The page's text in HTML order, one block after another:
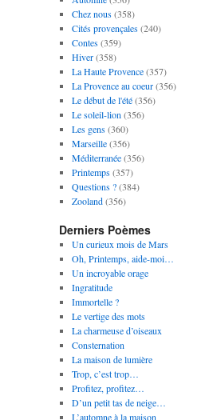
Chez nous(358)
Cités provençales(240)
Contes(359)
Hiver(358)
La Haute Provence(357)
La Provence au coeur(356)
Le début de l'été(356)
Le soleil-lion (356)
Les gens(360)
Marseille(356)
Méditerranée(356)
Printemps(357)
Questions ?(384)
Zooland(356)
Derniers Poèmes
Un curieux mois de Mars
Oh, Printemps, aide-moi…
Un incroyable orage
Ingratitude
Immortelle ?
Le vertige des mots
La charmeuse d’oiseaux
Consternation
La maison de lumière
Trop, c’est trop…
Profitez, profitez…
D’un petit tas de neige…
L’automne à la maison